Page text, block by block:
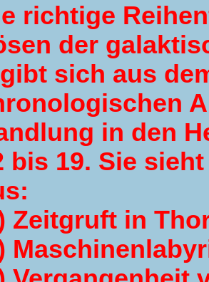
richtige
der
sich aus
in den
bis 19. Sie
Zeitgruft in